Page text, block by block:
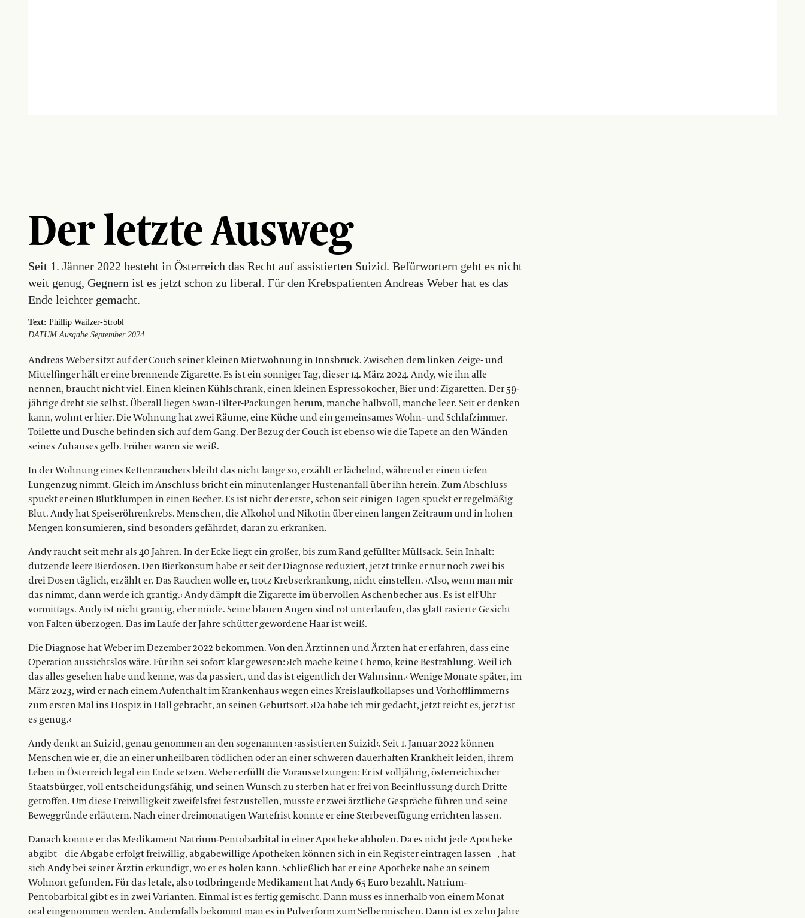
Der letzte Ausweg
Seit 1. Jänner 2022 besteht in Österreich das Recht auf assistierten Suizid. Befürwortern geht es nicht
weit genug, Gegnern ist es jetzt schon zu liberal. Für den Krebspatienten Andreas Weber hat es das
Ende leichter gemacht.
Text: Phillip Wailzer-Strobl
DATUM Ausgabe September 2024
Andreas Weber sitzt auf der Couch seiner kleinen Mietwohnung in Innsbruck. Zwischen dem linken Zeige- und
Mittelfinger hält er eine brennende Zigarette. Es ist ein sonniger Tag, dieser 14. März 2024. Andy, wie ihn alle
nennen, braucht nicht viel. Einen kleinen Kühlschrank, einen kleinen Espressokocher, Bier und: Zigaretten. Der 59-
jährige dreht sie selbst. Überall liegen Swan-Filter-Packungen herum, manche halbvoll, manche leer. Seit er denken
kann, wohnt er hier. Die Wohnung hat zwei Räume, eine Küche und ein gemeinsames Wohn- und Schlafzimmer.
Toilette und Dusche befinden sich auf dem Gang. Der Bezug der Couch ist ebenso wie die Tapete an den Wänden
seines Zuhauses gelb. Früher waren sie weiß.
In der Wohnung eines Kettenrauchers bleibt das nicht lange so, erzählt er lächelnd, während er einen tiefen
Lungenzug nimmt. Gleich im Anschluss bricht ein minutenlanger Hustenanfall über ihn herein. Zum Abschluss
spuckt er einen Blutklumpen in einen Becher. Es ist nicht der erste, schon seit einigen Tagen spuckt er regelmäßig
Blut. Andy hat Speiseröhrenkrebs. Menschen, die Alkohol und Nikotin über einen langen Zeitraum und in hohen
Mengen konsumieren, sind besonders gefährdet, daran zu erkranken.
Andy raucht seit mehr als 40 Jahren. In der Ecke liegt ein großer, bis zum Rand gefüllter Müllsack. Sein Inhalt:
dutzende leere Bierdosen. Den Bierkonsum habe er seit der Diagnose reduziert, jetzt trinke er nur noch zwei bis
drei Dosen täglich, erzählt er. Das Rauchen wolle er, trotz Krebserkrankung, nicht einstellen. ›Also, wenn man mir
das nimmt, dann werde ich grantig.‹ Andy dämpft die Zigarette im übervollen Aschenbecher aus. Es ist elf Uhr
vormittags. Andy ist nicht grantig, eher müde. Seine blauen Augen sind rot unterlaufen, das glatt rasierte Gesicht
von Falten überzogen. Das im Laufe der Jahre schütter gewordene Haar ist weiß.
Die Diagnose hat Weber im Dezember 2022 bekommen. Von den Ärztinnen und Ärzten hat er erfahren, dass eine
Operation aussichtslos wäre. Für ihn sei sofort klar gewesen: ›Ich mache keine Chemo, keine Bestrahlung. Weil ich
das alles gesehen habe und kenne, was da passiert, und das ist eigentlich der Wahnsinn.‹ Wenige Monate später, im
März 2023, wird er nach einem Aufenthalt im Krankenhaus wegen eines Kreislaufkollapses und Vorhofflimmerns
zum ersten Mal ins Hospiz in Hall gebracht, an seinen Geburtsort. ›Da habe ich mir gedacht, jetzt reicht es, jetzt ist
es genug.‹
Andy denkt an Suizid, genau genommen an den sogenannten ›assistierten Suizid‹. Seit 1. Januar 2022 können
Menschen wie er, die an einer unheilbaren tödlichen oder an einer schweren dauerhaften Krankheit leiden, ihrem
Leben in Österreich legal ein Ende setzen. Weber erfüllt die Voraussetzungen: Er ist volljährig, österreichischer
Staatsbürger, voll entscheidungsfähig, und seinen Wunsch zu sterben hat er frei von Beeinflussung durch Dritte
getroffen. Um diese Freiwilligkeit zweifelsfrei festzustellen, musste er zwei ärztliche Gespräche führen und seine
Beweggründe erläutern. Nach einer dreimonatigen Wartefrist konnte er eine Sterbeverfügung errichten lassen.
Danach konnte er das Medikament Natrium-Pentobarbital in einer Apotheke abholen. Da es nicht jede Apotheke
abgibt – die Abgabe erfolgt freiwillig, abgabewillige Apotheken können sich in ein Register eintragen lassen –, hat
sich Andy bei seiner Ärztin erkundigt, wo er es holen kann. Schließlich hat er eine Apotheke nahe an seinem
Wohnort gefunden. Für das letale, also todbringende Medikament hat Andy 65 Euro bezahlt. Natrium-
Pentobarbital gibt es in zwei Varianten. Einmal ist es fertig gemischt. Dann muss es innerhalb von einem Monat
oral eingenommen werden. Andernfalls bekommt man es in Pulverform zum Selbermischen. Dann ist es zehn Jahre